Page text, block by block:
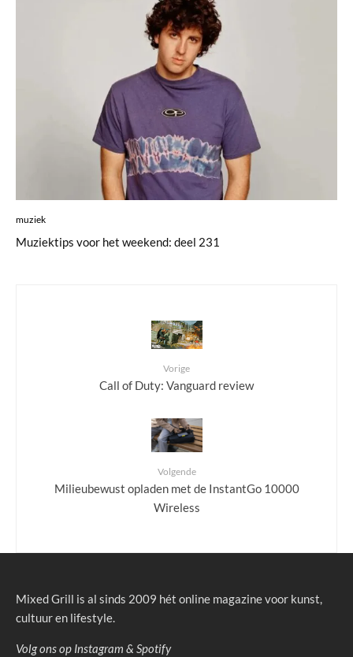
muziek
Muziektips voor het weekend: deel 231
Vorige
Call of Duty: Vanguard review
Volgende
Milieubewust opladen met de InstantGo 10000
Wireless
Mixed Grill is al sinds 2009 hét online magazine voor kunst,
cultuur en lifestyle.
Volg ons op Instagram & Spotify